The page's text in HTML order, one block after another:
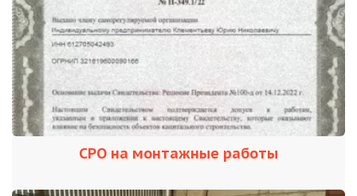
СРО на монтажные работы